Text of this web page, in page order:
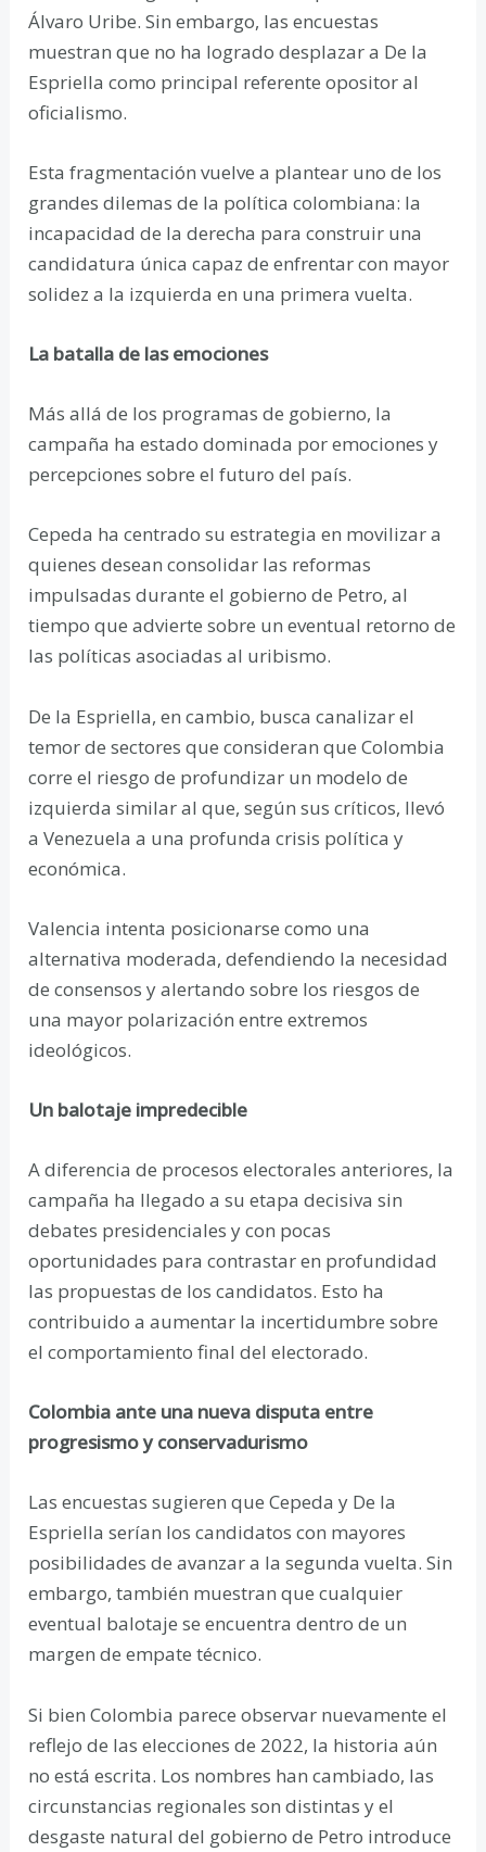
Álvaro Uribe. Sin embargo, las encuestas
muestran que no ha logrado desplazar a De la
Espriella como principal referente opositor al
oficialismo.
Esta fragmentación vuelve a plantear uno de los
grandes dilemas de la política colombiana: la
incapacidad de la derecha para construir una
candidatura única capaz de enfrentar con mayor
solidez a la izquierda en una primera vuelta.
La batalla de las emociones
Más allá de los programas de gobierno, la
campaña ha estado dominada por emociones y
percepciones sobre el futuro del país.
Cepeda ha centrado su estrategia en movilizar a
quienes desean consolidar las reformas
impulsadas durante el gobierno de Petro, al
tiempo que advierte sobre un eventual retorno de
las políticas asociadas al uribismo.
De la Espriella, en cambio, busca canalizar el
temor de sectores que consideran que Colombia
corre el riesgo de profundizar un modelo de
izquierda similar al que, según sus críticos, llevó
a Venezuela a una profunda crisis política y
económica.
Valencia intenta posicionarse como una
alternativa moderada, defendiendo la necesidad
de consensos y alertando sobre los riesgos de
una mayor polarización entre extremos
ideológicos.
Un balotaje impredecible
A diferencia de procesos electorales anteriores, la
campaña ha llegado a su etapa decisiva sin
debates presidenciales y con pocas
oportunidades para contrastar en profundidad
las propuestas de los candidatos. Esto ha
contribuido a aumentar la incertidumbre sobre
el comportamiento final del electorado.
Colombia ante una nueva disputa entre
progresismo y conservadurismo
Las encuestas sugieren que Cepeda y De la
Espriella serían los candidatos con mayores
posibilidades de avanzar a la segunda vuelta. Sin
embargo, también muestran que cualquier
eventual balotaje se encuentra dentro de un
margen de empate técnico.
Si bien Colombia parece observar nuevamente el
reflejo de las elecciones de 2022, la historia aún
no está escrita. Los nombres han cambiado, las
circunstancias regionales son distintas y el
desgaste natural del gobierno de Petro introduce